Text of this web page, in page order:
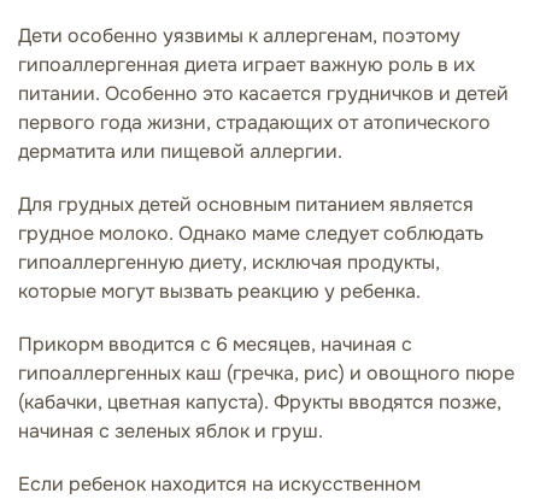
Дети особенно уязвимы к аллергенам, поэтому
гипоаллергенная диета играет важную роль в их
питании. Особенно это касается грудничков и детей
первого года жизни, страдающих от атопического
дерматита или пищевой аллергии.
Для грудных детей основным питанием является
грудное молоко. Однако маме следует соблюдать
гипоаллергенную диету, исключая продукты,
которые могут вызвать реакцию у ребенка.
Прикорм вводится с 6 месяцев, начиная с
гипоаллергенных каш (гречка, рис) и овощного пюре
(кабачки, цветная капуста). Фрукты вводятся позже,
начиная с зеленых яблок и груш.
Если ребенок находится на искусственном